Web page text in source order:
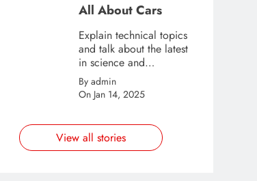
All About Cars
Explain technical topics
and talk about the latest
in science and
technology with this
clean and futuristic
template.
By admin
On Jan 14, 2025
View all stories